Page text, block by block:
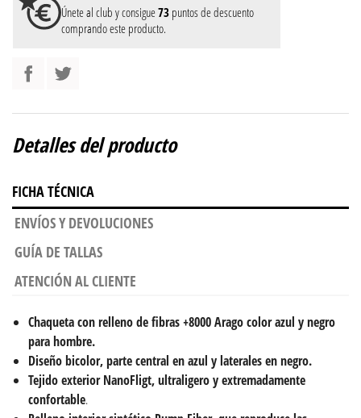
Únete al club y consigue73 puntos de descuento
comprando este producto.
Detalles del producto
FICHA TÉCNICA
ENVÍOS Y DEVOLUCIONES
GUÍA DE TALLAS
ATENCIÓN AL CLIENTE
Chaqueta con relleno de fibras +8000 Arago color azul y negro
para hombre.
Diseño bicolor, parte central en azul y laterales en negro.
Tejido exterior NanoFligt,ultraligero y extremadamente
confortable.